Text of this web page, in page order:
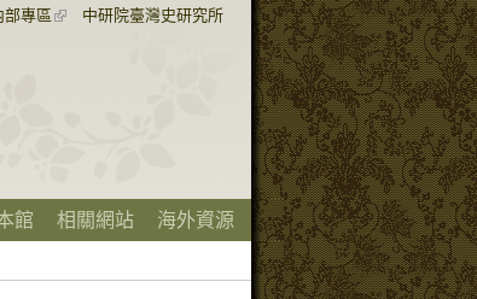
部專區 中研院臺灣史研究所
館 相關網站 海外資源